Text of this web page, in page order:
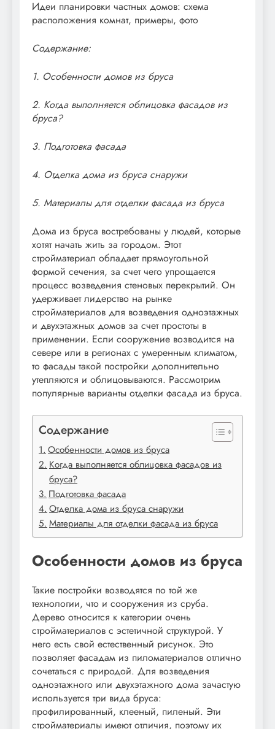
Идеи планировки частных домов: схема
расположения комнат, примеры, фото
Содержание:
1. Особенности домов из бруса
2. Когда выполняется облицовка фасадов из
бруса?
3. Подготовка фасада
4. Отделка дома из бруса снаружи
5. Материалы для отделки фасада из бруса
Дома из бруса востребованы у людей, которые
хотят начать жить за городом. Этот
стройматериал обладает прямоугольной
формой сечения, за счет чего упрощается
процесс возведения стеновых перекрытий. Он
удерживает лидерство на рынке
стройматериалов для возведения одноэтажных
и двухэтажных домов за счет простоты в
применении. Если сооружение возводится на
севере или в регионах с умеренным климатом,
то фасады такой постройки дополнительно
утепляются и облицовываются. Рассмотрим
популярные варианты отделки фасада из бруса.
Содержание
Особенности домов из бруса
Когда выполняется облицовка фасадов из
бруса?
Подготовка фасада
Отделка дома из бруса снаружи
Материалы для отделки фасада из бруса
Особенности домов из бруса
Такие постройки возводятся по той же
технологии, что и сооружения из сруба.
Дерево относится к категории очень
стройматериалов с эстетичной структурой. У
него есть свой естественный рисунок. Это
позволяет фасадам из пиломатериалов отлично
сочетаться с природой. Для возведения
одноэтажного или двухэтажного дома зачастую
используется три вида бруса:
профилированный, клееный, пиленый. Эти
стройматериалы имеют отличия, поэтому их